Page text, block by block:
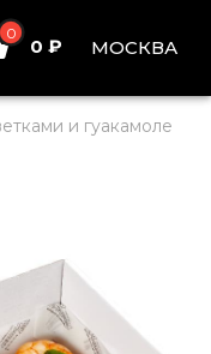
0
0 ₽ МОСКВА
и гуакамоле